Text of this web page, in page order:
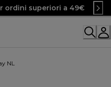
ordini superiori a 49€
NL